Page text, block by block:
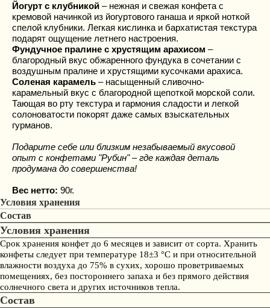
Йогурт с клубникой – нежная и свежая конфета с
кремовой начинкой из йогуртового ганаша и яркой ноткой
спелой клубники. Легкая кислинка и бархатистая текстура
подарят ощущение летнего настроения.
Фундучное пралине с хрустящим арахисом –
благородный вкус обжаренного фундука в сочетании с
воздушным пралине и хрустящими кусочками арахиса.
Соленая карамель – насыщенный сливочно-
карамельный вкус с благородной щепоткой морской соли.
Тающая во рту текстура и гармония сладости и легкой
солоноватости покорят даже самых взыскательных
гурманов.
Подарите себе или близким незабываемый вкусовой
опыт с конфетами "Рубин" – где каждая деталь
продумана до совершенства!
Вес нетто: 90г.
Условия хранения
Состав
Условия хранения
Срок хранения конфет до 6 месяцев и зависит от сорта. Хранить
конфеты следует при температуре 18±3 °С и при относительной
влажности воздуха до 75% в сухих, хорошо проветриваемых
помещениях, без постороннего запаха и без прямого действия
солнечного света и других источников тепла.
Состав